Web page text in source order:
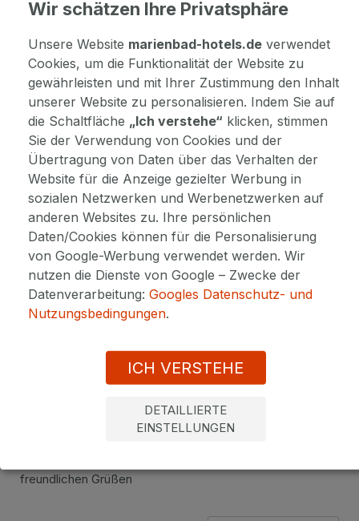
Ursula, München
20. Dezember 2018
90%
Der Aufenthalt in dem Hotel, fast kann man sagen
Ferienwohnung, war sehr angenehm. Es handelt sich um
ruhiges, kleines Hotel. Das Personal hat uns jeden
Wunsch erfüllt und die Anwendungen waren wirklich toll.
GESAMTBEWERTUNG
Frank, Deutschland
freundlichen Grüßen
Wir schätzen Ihre Privatsphäre
Unsere Website marienbad-hotels.de verwendet
Cookies, um die Funktionalität der Website zu
gewährleisten und mit Ihrer Zustimmung den Inhalt
unserer Website zu personalisieren. Indem Sie auf
die Schaltfläche „Ich verstehe“ klicken, stimmen
Sie der Verwendung von Cookies und der
Übertragung von Daten über das Verhalten der
Website für die Anzeige gezielter Werbung in
sozialen Netzwerken und Werbenetzwerken auf
anderen Websites zu. Ihre persönlichen
Daten/Cookies können für die Personalisierung
von Google-Werbung verwendet werden. Wir
nutzen die Dienste von Google – Zwecke der
Datenverarbeitung: Googles Datenschutz- und
Nutzungsbedingungen.
DETAILLIERTE
EINSTELLUNGEN
ICH VERSTEHE